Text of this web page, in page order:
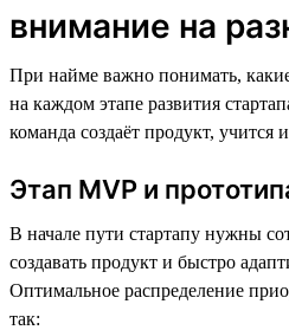
внимание на
При найме важно понимать,
на каждом этапе развития
команда создаёт продукт, учится и
Этап MVP и
В начале пути стартапу нужны
создавать продукт и быстро
Оптимальное распределение
так: